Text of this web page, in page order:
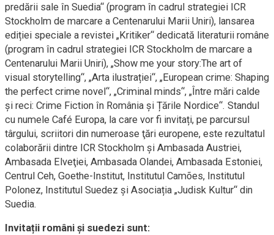
predării sale în Suedia“ (program în cadrul strategiei ICR
Stockholm de marcare a Centenarului Marii Uniri), lansarea
ediției speciale a revistei „Kritiker“ dedicată literaturii române
(program în cadrul strategiei ICR Stockholm de marcare a
Centenarului Marii Uniri), „Show me your story:The art of
visual storytelling“, „Arta ilustrației“, „European crime: Shaping
the perfect crime novel“, „Criminal minds“, „Între mări calde
și reci: Crime Fiction în România și Țările Nordice“. Standul
cu numele Café Europa, la care vor fi invitați, pe parcursul
târgului, scriitori din numeroase ţări europene, este rezultatul
colaborării dintre ICR Stockholm şi Ambasada Austriei,
Ambasada Elveţiei, Ambasada Olandei, Ambasada Estoniei,
Centrul Ceh, Goethe-Institut, Institutul Camões, Institutul
Polonez, Institutul Suedez şi Asociația „Judisk Kultur“ din
Suedia.
Invitații români şi suedezi sunt: